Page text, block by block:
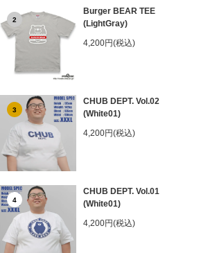
2
Burger BEAR TEE
(LightGray)
4,200円(税込)
3
CHUB DEPT. Vol.02
(White01)
4,200円(税込)
4
CHUB DEPT. Vol.01
(White01)
4,200円(税込)